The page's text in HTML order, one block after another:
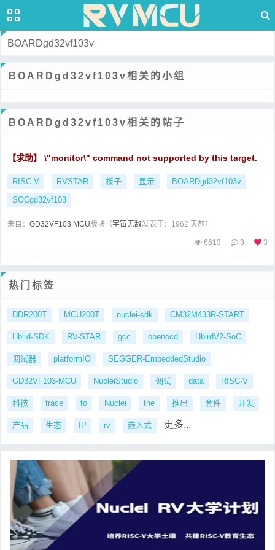
BOARDgd32vf103v
BOARDgd32vf103v相关的小组
BOARDgd32vf103v相关的帖子
【求助】 \"monitor\" command not supported by this target.
RISC-V RVSTAR 板子 显示
BOARDgd32vf103v
SOCgd32vf103
来自： GD32VF103 MCU版块（宇宙无敌发表于：1962 天前）
6613 3 3
热门标签
DDR200T MCU200T nuclei-sdk CM32M433R-START
Hbird-SDK RV-STAR gcc openocd HbirdV2-SoC
调试器 platformIO SEGGER-EmbeddedStudio
GD32VF103-MCU NucleiStudio 调试 data RISC-V
科技 trace to Nuclei the 推出 套件 开发
产品 生态 IP rv 嵌入式 更多...